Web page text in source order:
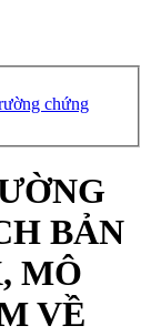
chứng
BẢN
MÔ
VỀ